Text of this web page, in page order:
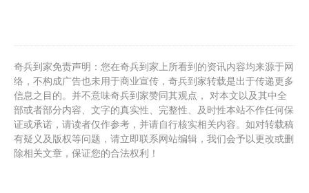
奇兵到家免责声明：您在奇兵到家上所看到的资讯内容均来源于网
络，不构成广告也未用于商业宣传，奇兵到家转载是出于传递更多
信息之目的。并不意味奇兵到家赞同其观点， 对本文以及其中全
部或者部分内容、文字的真实性、完整性、及时性本站不作任何保
证或承诺，请读者仅作参考，并请自行核实相关内容。如对转载稿
有疑义及版权等问题，请立即联系网站编辑，我们会予以更改或删
除相关文章，保证您的合法权利！